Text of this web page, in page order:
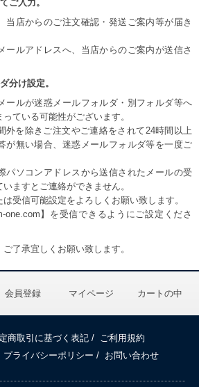
ご入力。
当店からのご注文確認・発送ご案内等が届き
ールアドレスへ、当店からのご案内が送信さ
分け設定。
ールが迷惑メールフォルダ・別フォルダ等へ
ている可能性がございます。
外を除きご注文やご連絡をされて24時間以上
が無い場合、迷惑メールフォルダ等を一度ご
パソコンアドレスから送信されたメールの受
ますとご連絡ができません。
受信可能設定をよろしくお願い致します。
one.com】を受信できるようにご設定くださ
了承宜しくお願い致します。
会員登録 マイページ カートの中
商取引に基づく表記 /
ご利用規約
プライバシーポリシー / お問い合わせ